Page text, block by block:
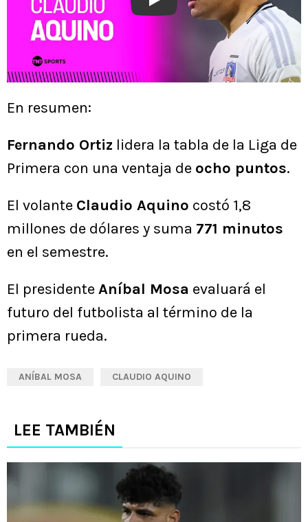
Play
En resumen:
Fernando Ortiz lidera la tabla de la Liga de
Primera con una ventaja de ocho puntos.
El volante Claudio Aquino costó 1,8
millones de dólares y suma 771 minutos
en el semestre.
El presidenteAníbal Mosa evaluará el
futuro del futbolista al término de la
primera rueda.
ANÍBAL MOSA CLAUDIO AQUINO
LEE TAMBIÉN